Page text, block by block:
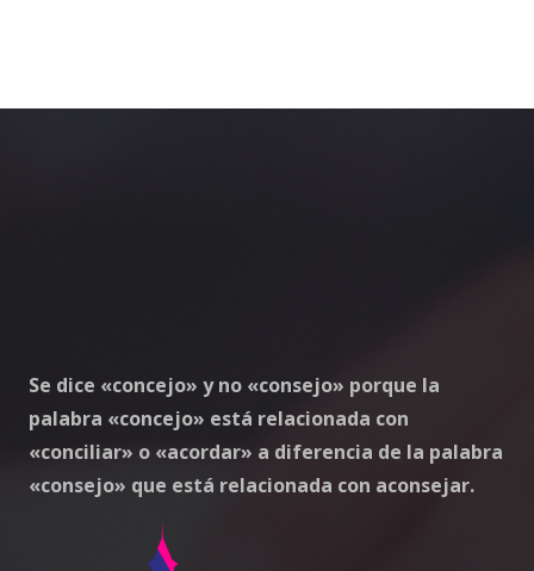
Se dice «concejo» y no «consejo» porque la
palabra «concejo» está relacionada con
«conciliar» o «acordar» a diferencia de la palabra
«consejo» que está relacionada con aconsejar.